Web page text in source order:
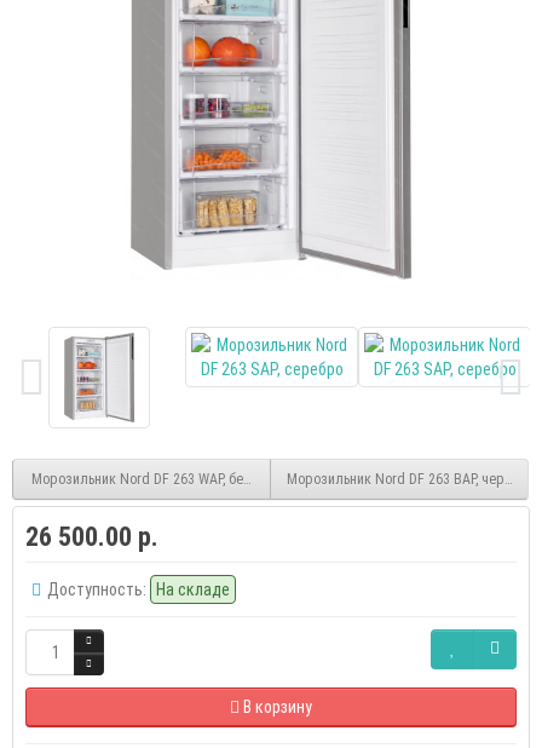
Морозильник Nord DF 263 WAP, белый Морозильник Nord DF 263 BAP, черный
26 500.00 р.
Доступность: На складе
В корзину